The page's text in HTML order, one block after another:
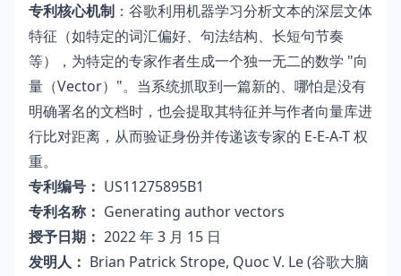
专利核心机制 ：谷歌利用机器学习分析文本的深层文体
特征（如特定的词汇偏好、句法结构、长短句节奏
等），为特定的专家作者生成一个独一无二的数学 "向
量（Vector）"。当系统抓取到一篇新的、哪怕是没有
明确署名的文档时，也会提取其特征并与作者向量库进
行比对距离，从而验证身份并传递该专家的 E-E-A-T 权
重。
专利编号： US11275895B1
专利名称： Generating author vectors
授予日期： 2022 年 3 月 15 日
发明人： Brian Patrick Strope, Quoc V. Le (谷歌大脑